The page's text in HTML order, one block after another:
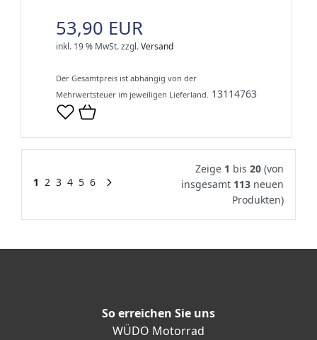
53,90 EUR
inkl. 19 % MwSt.zzgl.Versand
Der Gesamtpreis ist abhängig von der
Mehrwertsteuer im jeweiligen Lieferland. 13114763
1 2 3 4 5 6
Zeige 1 bis 20 (von
insgesamt 113 neuen
Produkten)
So erreichen Sie uns
WÜDO Motorrad